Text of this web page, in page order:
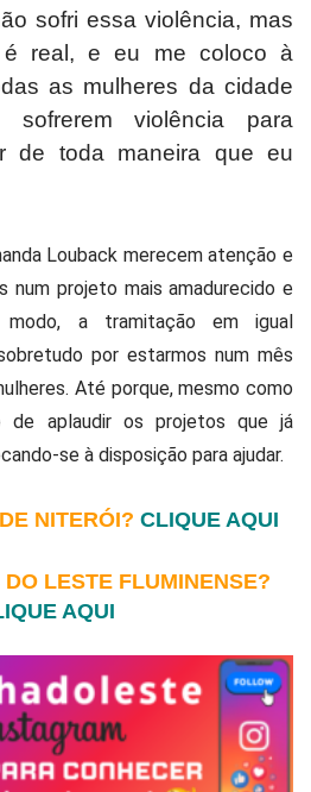
sofri essa violência, mas
real, e eu me coloco à
as mulheres da cidade
violência para
de toda maneira que eu
Louback merecem atenção e
num projeto mais amadurecido e
modo, a tramitação em igual
por estarmos num mês
Até porque, mesmo como
de aplaudir os projetos que já
se à disposição para ajudar.
NITERÓI? CLIQUE AQUI
LESTE FLUMINENSE?
AQUI